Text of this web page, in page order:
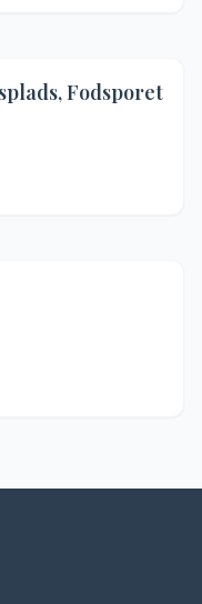
Fodsporet